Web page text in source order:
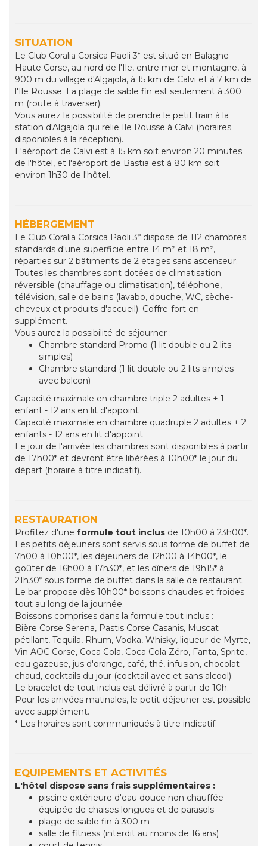
SITUATION
Le Club Coralia Corsica Paoli 3* est situé en Balagne -
Haute Corse, au nord de l'Ile, entre mer et montagne, à
900 m du village d'Algajola, à 15 km de Calvi et à 7 km de
l'Ile Rousse. La plage de sable fin est seulement à 300
m (route à traverser).
Vous aurez la possibilité de prendre le petit train à la
station d'Algajola qui relie Ile Rousse à Calvi (horaires
disponibles à la réception).
L'aéroport de Calvi est à 15 km soit environ 20 minutes
de l'hôtel, et l'aéroport de Bastia est à 80 km soit
environ 1h30 de l'hôtel.
HÉBERGEMENT
Le Club Coralia Corsica Paoli 3* dispose de 112 chambres
standards d'une superficie entre 14 m² et 18 m²,
réparties sur 2 bâtiments de 2 étages sans ascenseur.
Toutes les chambres sont dotées de climatisation
réversible (chauffage ou climatisation), téléphone,
télévision, salle de bains (lavabo, douche, WC, sèche-
cheveux et produits d'accueil). Coffre-fort en
supplément.
Vous aurez la possibilité de séjourner :
Chambre standard Promo (1 lit double ou 2 lits
simples)
Chambre standard (1 lit double ou 2 lits simples
avec balcon)
Capacité maximale en chambre triple 2 adultes + 1
enfant - 12 ans en lit d'appoint
Capacité maximale en chambre quadruple 2 adultes + 2
enfants - 12 ans en lit d'appoint
Le jour de l'arrivée les chambres sont disponibles à partir
de 17h00* et devront être libérées à 10h00* le jour du
départ (horaire à titre indicatif).
RESTAURATION
Profitez d'une formule tout inclus de 10h00 à 23h00*.
Les petits déjeuners sont servis sous forme de buffet de
7h00 à 10h00*, les déjeuners de 12h00 à 14h00*, le
goûter de 16h00 à 17h30*, et les dîners de 19h15* à
21h30* sous forme de buffet dans la salle de restaurant.
Le bar propose dès 10h00* boissons chaudes et froides
tout au long de la journée.
Boissons comprises dans la formule tout inclus :
Bière Corse Serena, Pastis Corse Casanis, Muscat
pétillant, Tequila, Rhum, Vodka, Whisky, liqueur de Myrte,
Vin AOC Corse, Coca Cola, Coca Cola Zéro, Fanta, Sprite,
eau gazeuse, jus d'orange, café, thé, infusion, chocolat
chaud, cocktails du jour (cocktail avec et sans alcool).
Le bracelet de tout inclus est délivré à partir de 10h.
Pour les arrivées matinales, le petit-déjeuner est possible
avec supplément.
* Les horaires sont communiqués à titre indicatif.
EQUIPEMENTS ET ACTIVITÉS
L'hôtel dispose sans frais supplémentaires :
piscine extérieure d'eau douce non chauffée
équipée de chaises longues et de parasols
plage de sable fin à 300 m
salle de fitness (interdit au moins de 16 ans)